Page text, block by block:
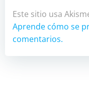
Este sitio usa
Aprende cómo se
comentarios.